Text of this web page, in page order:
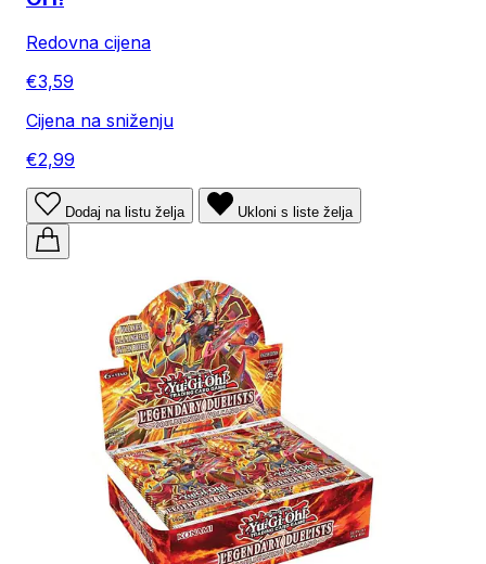
Redovna cijena
€3,59
Cijena na sniženju
€2,99
Dodaj na listu želja Ukloni s liste želja